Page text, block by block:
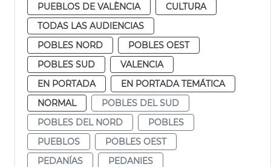
PUEBLOS DE VALÈNCIA
CULTURA
TODAS LAS AUDIENCIAS
POBLES NORD
POBLES OEST
POBLES SUD
VALENCIA
EN PORTADA
EN PORTADA TEMÁTICA
NORMAL
POBLES DEL SUD
POBLES DEL NORD
POBLES
PUEBLOS
POBLES OEST
PEDANÍAS
PEDANIES